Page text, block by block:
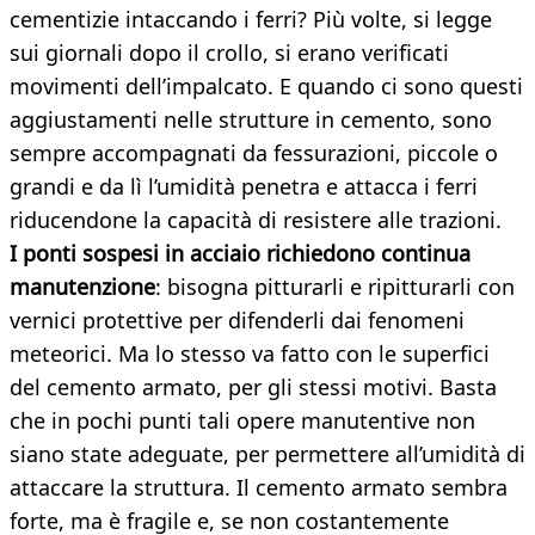
cementizie intaccando i ferri? Più volte, si legge
sui giornali dopo il crollo, si erano verificati
movimenti dell’impalcato. E quando ci sono questi
aggiustamenti nelle strutture in cemento, sono
sempre accompagnati da fessurazioni, piccole o
grandi e da lì l’umidità penetra e attacca i ferri
riducendone la capacità di resistere alle trazioni.
I ponti sospesi in acciaio richiedono continua
manutenzione: bisogna pitturarli e ripitturarli con
vernici protettive per difenderli dai fenomeni
meteorici. Ma lo stesso va fatto con le superfici
del cemento armato, per gli stessi motivi. Basta
che in pochi punti tali opere manutentive non
siano state adeguate, per permettere all’umidità di
attaccare la struttura. Il cemento armato sembra
forte, ma è fragile e, se non costantemente